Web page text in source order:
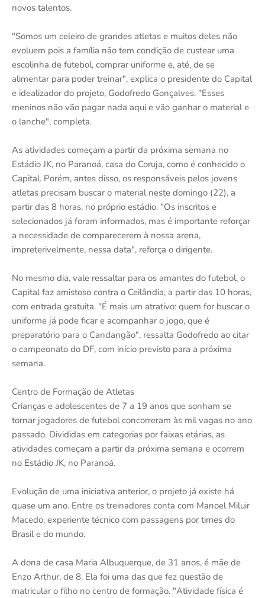
novos talentos.
"Somos um celeiro de grandes atletas e muitos deles não
evoluem pois a família não tem condição de custear uma
escolinha de futebol, comprar uniforme e, até, de se
alimentar para poder treinar", explica o presidente do Capital
e idealizador do projeto, Godofredo Gonçalves. "Esses
meninos não vão pagar nada aqui e vão ganhar o material e
o lanche", completa.
As atividades começam a partir da próxima semana no
Estádio JK, no Paranoá, casa do Coruja, como é conhecido o
Capital. Porém, antes disso, os responsáveis pelos jovens
atletas precisam buscar o material neste domingo (22), a
partir das 8 horas, no próprio estádio. "Os inscritos e
selecionados já foram informados, mas é importante reforçar
a necessidade de comparecerem à nossa arena,
impreterivelmente, nessa data", reforça o dirigente.
No mesmo dia, vale ressaltar para os amantes do futebol, o
Capital faz amistoso contra o Ceilândia, a partir das 10 horas,
com entrada gratuita. "É mais um atrativo: quem for buscar o
uniforme já pode ficar e acompanhar o jogo, que é
preparatório para o Candangão", ressalta Godofredo ao citar
o campeonato do DF, com início previsto para a próxima
semana.
Centro de Formação de Atletas
Crianças e adolescentes de 7 a 19 anos que sonham se
tornar jogadores de futebol concorreram às mil vagas no ano
passado. Divididas em categorias por faixas etárias, as
atividades começam a partir da próxima semana e ocorrem
no Estádio JK, no Paranoá.
Evolução de uma iniciativa anterior, o projeto já existe há
quase um ano. Entre os treinadores conta com Manoel Miluir
Macedo, experiente técnico com passagens por times do
Brasil e do mundo.
A dona de casa Maria Albuquerque, de 31 anos, é mãe de
Enzo Arthur, de 8. Ela foi uma das que fez questão de
matricular o filho no centro de formação. "Atividade física é